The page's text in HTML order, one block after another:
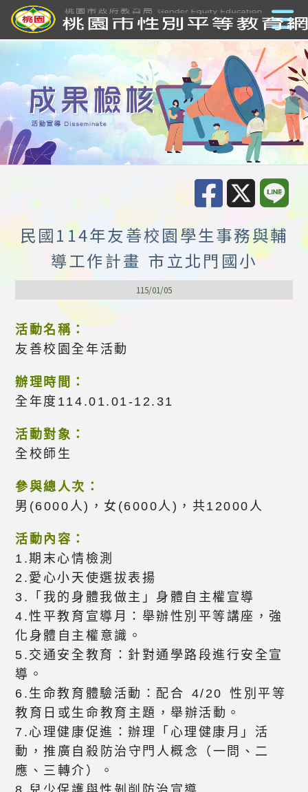
民國114年友善校園學生事務與輔
導工作計畫 市立北門國小
115/01/05
活動名稱：
友善校園全年活動
辦理時間：
全年度114.01.01-12.31
活動對象：
全校師生
參與總人次：
男(6000人)，女(6000人)，共12000人
活動內容：
1.期末心情檢測
2.愛心小天使選拔表揚
3.「我的身體我做主」身體自主權宣導
4.性平教育宣導月：舉辦性別平等講座，強
化身體自主權意識。
5.交通安全教育：針對通學路段進行安全宣
導。
6.生命教育體驗活動：配合 4/20 性別平等
教育日或生命教育主題，舉辦活動。
7.心理健康促進：辦理「心理健康月」活
動，推廣自殺防治守門人概念（一問、二
應、三轉介）。